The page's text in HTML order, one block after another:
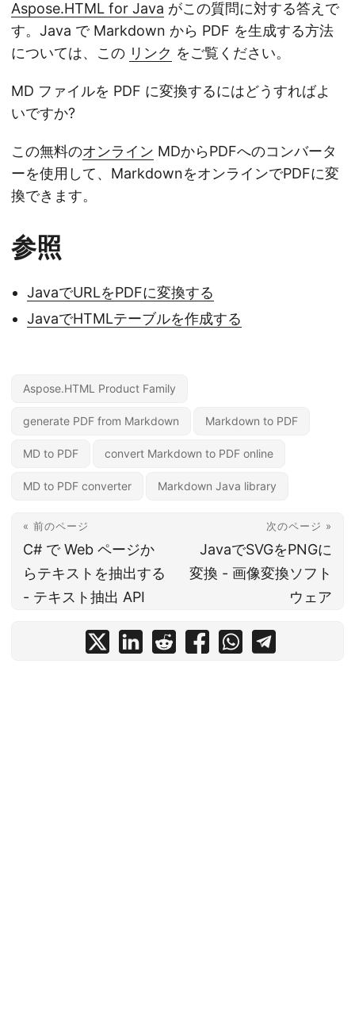
Aspose.HTML for Java がこの質問に対する答えで
す。Java で Markdown から PDF を生成する方法
については、この リンク をご覧ください。
MD ファイルを PDF に変換するにはどうすればよ
いですか?
この無料のオンライン MDからPDFへのコンバータ
ーを使用して、MarkdownをオンラインでPDFに変
換できます。
参照
JavaでURLをPDFに変換する
JavaでHTMLテーブルを作成する
Aspose.HTML Product Family
generate PDF from Markdown Markdown to PDF
MD to PDF convert Markdown to PDF online
MD to PDF converter Markdown Java library
« 前のページ
C# で Web ページか
らテキストを抽出する
- テキスト抽出 API
次のページ »
JavaでSVGをPNGに
変換 - 画像変換ソフト
ウェア